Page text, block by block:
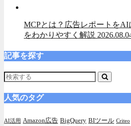
MCPとは？広告レポートを
をわかりやすく解説
記事を探す
人気のタグ
AI活用 Amazon広告 BigQuery BIツール Criteo